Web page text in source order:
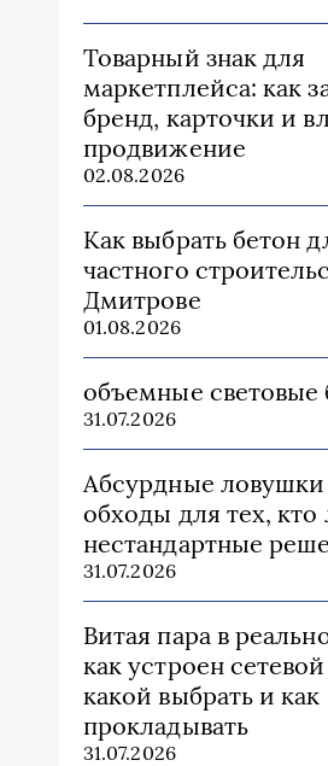
Товарный знак для
маркетплейса: как
бренд, карточки и
продвижение
02.08.2026
Как выбрать бетон
частного
Дмитрове
01.08.2026
объемные световые
31.07.2026
Абсурдные
обходы для тех,
нестандартные
31.07.2026
Витая пара в
как устроен
какой выбрать и как
прокладывать
31.07.2026